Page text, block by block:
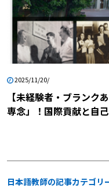
2025/11/20/
【未経験者・ブランク
専念」！国際貢献と自
日本語教師の記事カテゴリ